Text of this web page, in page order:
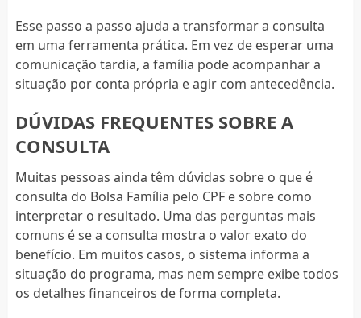
Esse passo a passo ajuda a transformar a consulta
em uma ferramenta prática. Em vez de esperar uma
comunicação tardia, a família pode acompanhar a
situação por conta própria e agir com antecedência.
DÚVIDAS FREQUENTES SOBRE A
CONSULTA
Muitas pessoas ainda têm dúvidas sobre o que é
consulta do Bolsa Família pelo CPF e sobre como
interpretar o resultado. Uma das perguntas mais
comuns é se a consulta mostra o valor exato do
benefício. Em muitos casos, o sistema informa a
situação do programa, mas nem sempre exibe todos
os detalhes financeiros de forma completa.